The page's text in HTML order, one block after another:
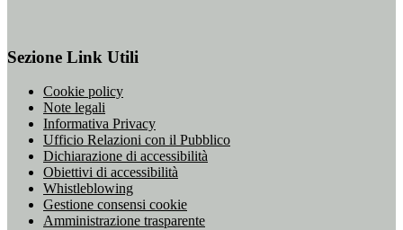
Sezione Link Utili
Cookie policy
Note legali
Informativa Privacy
Ufficio Relazioni con il Pubblico
Dichiarazione di accessibilità
Obiettivi di accessibilità
Whistleblowing
Gestione consensi cookie
Amministrazione trasparente